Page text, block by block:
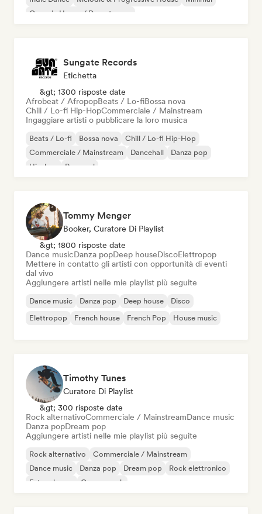
Organic House / Downtempo
Sungate Records
Etichetta
&gt; 1300 risposte date
Afrobeat / AfropopBeats / Lo-fiBossa nova
Chill / Lo-fi Hip-HopCommerciale / Mainstream
Ingaggiare artisti o pubblicare la loro musica
Beats / Lo-fi Bossa nova
Chill / Lo-fi Hip-Hop
Commerciale / Mainstream
Dancehall
Danza pop
Hip-hop
Pop soul
Tommy Menger
Booker, Curatore Di Playlist
&gt; 1800 risposte date
Dance musicDanza popDeep houseDiscoElettropop
Mettere in contatto gli artisti con opportunità di eventi
dal vivo
Aggiungere artisti nelle mie playlist più seguite
Dance music Danza pop Deep house
Disco
Elettropop
French house French Pop House music
Timothy Tunes
Curatore Di Playlist
&gt; 300 risposte date
Rock alternativoCommerciale / MainstreamDance music
Danza popDream pop
Aggiungere artisti nelle mie playlist più seguite
Rock alternativo
Commerciale / Mainstream
Dance music
Danza pop Dream pop
Rock elettronico
Future house
Garage rock